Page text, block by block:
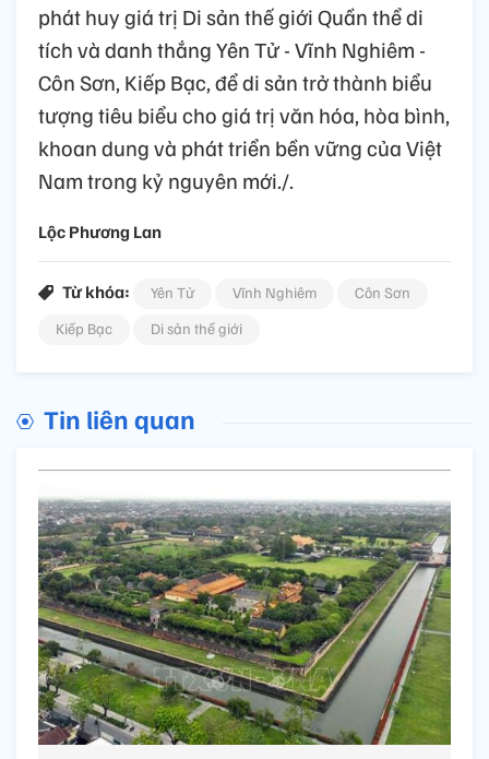
phát huy giá trị Di sản thế giới Quần thể di
tích và danh thắng Yên Tử - Vĩnh Nghiêm -
Côn Sơn, Kiếp Bạc, để di sản trở thành biểu
tượng tiêu biểu cho giá trị văn hóa, hòa bình,
khoan dung và phát triển bền vững của Việt
Nam trong kỷ nguyên mới./.
Lộc Phương Lan
Từ khóa: Yên Tử Vĩnh Nghiêm
Côn Sơn
Kiếp Bạc
Di sản thế giới
Tin liên quan